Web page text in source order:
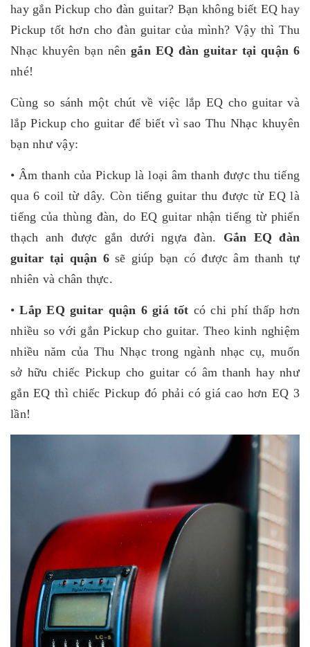
hay gắn Pickup cho đàn guitar? Bạn không biết EQ hay
Pickup tốt hơn cho đàn guitar của mình? Vậy thì Thu
Nhạc khuyên bạn nên gắn EQ đàn guitar tại quận 6
nhé!
Cùng so sánh một chút về việc lắp EQ cho guitar và
lắp Pickup cho guitar để biết vì sao Thu Nhạc khuyên
bạn như vậy:
• Âm thanh của Pickup là loại âm thanh được thu tiếng
qua 6 coil từ dây. Còn tiếng guitar thu được từ EQ là
tiếng của thùng đàn, do EQ guitar nhận tiếng từ phiến
thạch anh được gắn dưới ngựa đàn. Gắn EQ đàn
guitar tại quận 6sẽ giúp bạn có được âm thanh tự
nhiên và chân thực.
•Lắp EQ guitar quận 6 giá tốt có chi phí thấp hơn
nhiều so với gắn Pickup cho guitar. Theo kinh nghiệm
nhiều năm của Thu Nhạc trong ngành nhạc cụ, muốn
sở hữu chiếc Pickup cho guitar có âm thanh hay như
gắn EQ thì chiếc Pickup đó phải có giá cao hơn EQ 3
lần!